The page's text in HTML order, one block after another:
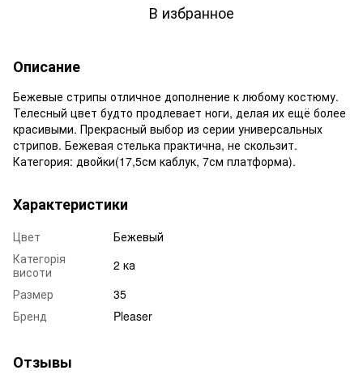
В избранное
Описание
Бежевые стрипы отличное дополнение к любому костюму.
Телесный цвет будто продлевает ноги, делая их ещё более
красивыми. Прекрасный выбор из серии универсальных
стрипов. Бежевая стелька практична, не скользит.
Категория: двойки(17,5см каблук, 7см платформа).
Характеристики
Цвет
Бежевый
Категорія
висоти
2 ка
Размер
35
Бренд
Pleaser
Отзывы